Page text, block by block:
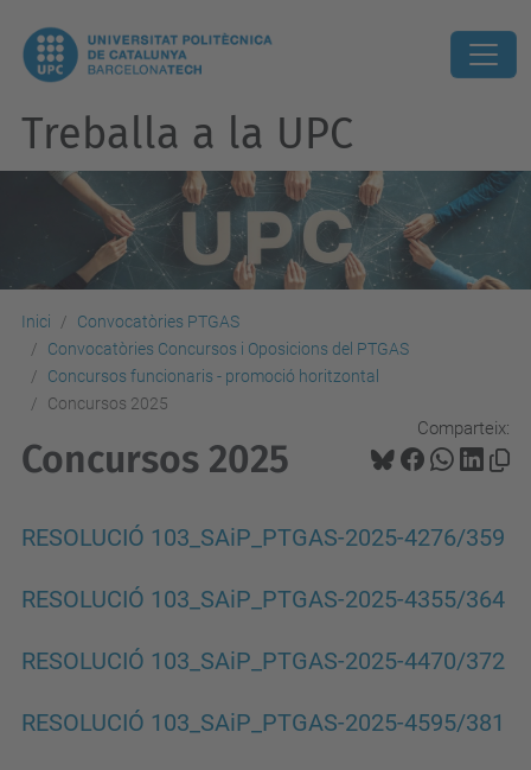
Treballa a la UPC
Inici
Convocatòries PTGAS
Convocatòries Concursos i Oposicions del PTGAS
Concursos funcionaris - promoció horitzontal
Concursos 2025
Comparteix:
Concursos 2025
RESOLUCIÓ 103_SAiP_PTGAS-2025-4276/359
RESOLUCIÓ 103_SAiP_PTGAS-2025-4355/364
RESOLUCIÓ 103_SAiP_PTGAS-2025-4470/372
RESOLUCIÓ 103_SAiP_PTGAS-2025-4595/381